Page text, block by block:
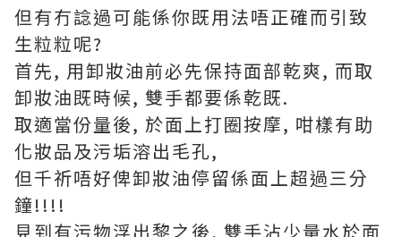
但有冇諗過可能係你既用法唔正確而引致
生粒粒呢?
首先, 用卸妝油前必先保持面部乾爽, 而取
卸妝油既時候, 雙手都要係乾既.
取適當份量後, 於面上打圈按摩, 咁樣有助
化妝品及污垢溶出毛孔,
但千祈唔好俾卸妝油停留係面上超過三分
鐘!!!!
見到有污物浮出黎之後, 雙手沾少量水於面